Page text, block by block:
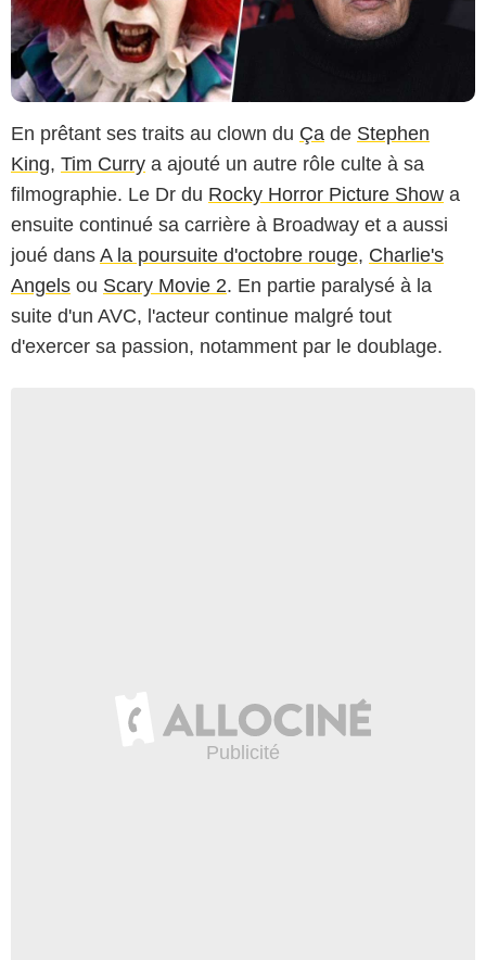
En prêtant ses traits au clown du Ça de Stephen
King, Tim Curry a ajouté un autre rôle culte à sa
filmographie. Le Dr du Rocky Horror Picture Show a
ensuite continué sa carrière à Broadway et a aussi
joué dans A la poursuite d'octobre rouge, Charlie's
Angels ou Scary Movie 2. En partie paralysé à la
suite d'un AVC, l'acteur continue malgré tout
d'exercer sa passion, notamment par le doublage.